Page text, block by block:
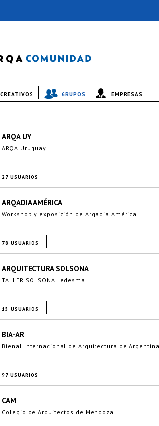
CREATIVOS GRUPOS EMPRESAS
ARQA UY
ARQA Uruguay
27 USUARIOS
ARQADIA AMÉRICA
Workshop y exposición de Arqadia América
78 USUARIOS
ARQUITECTURA SOLSONA
TALLER SOLSONA Ledesma
15 USUARIOS
BIA-AR
Bienal Internacional de Arquitectura de Argentina
97 USUARIOS
CAM
Colegio de Arquitectos de Mendoza